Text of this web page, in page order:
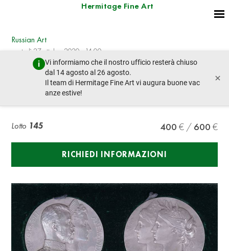
Hermitage Fine Art
Vi informiamo che il nostro ufficio resterà chiuso
dal 14 agosto al 26 agosto.
Il team di Hermitage Fine Art vi augura buone vac
anze estive!
×
Russian Art
martedì 27 ottobre 2020 - 14:00
lotto precedente lotto prossimo
TWO BRONZE MEDALS
Lotto 145 400 600
RICHIEDI INFORMAZIONI